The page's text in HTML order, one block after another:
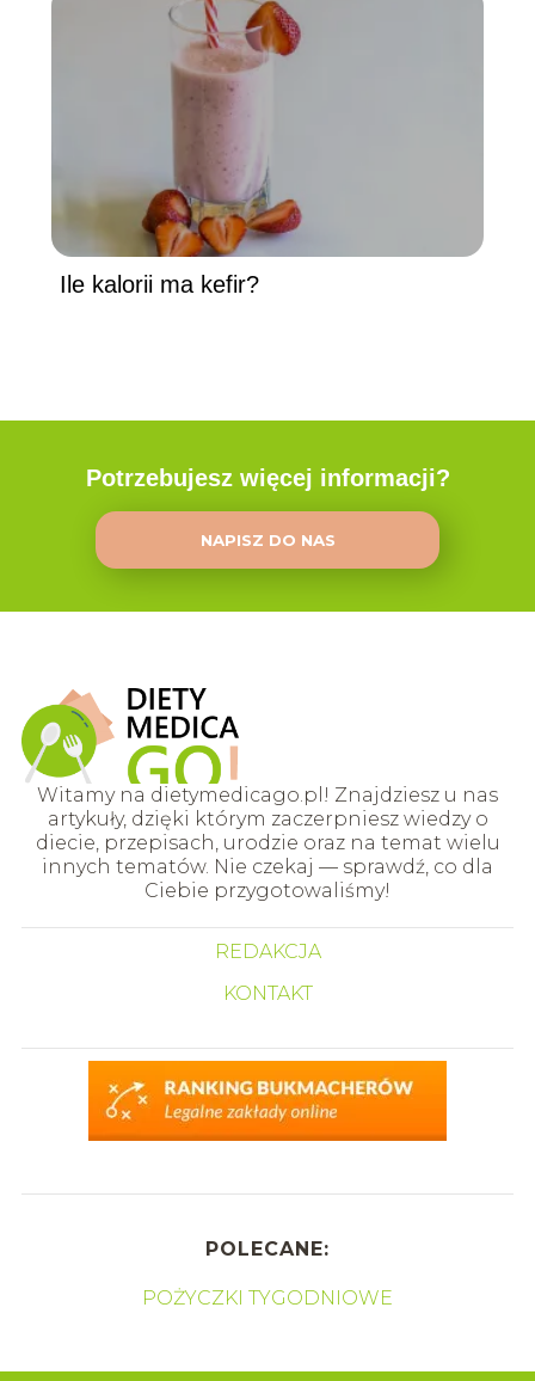
Ile kalorii ma kefir?
Potrzebujesz więcej informacji?
NAPISZ DO NAS
Witamy na dietymedicago.pl! Znajdziesz u nas
artykuły, dzięki którym zaczerpniesz wiedzy o
diecie, przepisach, urodzie oraz na temat wielu
innych tematów. Nie czekaj — sprawdź, co dla
Ciebie przygotowaliśmy!
REDAKCJA
KONTAKT
POLECANE:
POŻYCZKI TYGODNIOWE